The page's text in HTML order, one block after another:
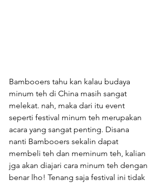
Bambooers tahu kan kalau budaya
minum teh di China masih sangat
melekat. nah, maka dari itu event
seperti festival minum teh merupakan
acara yang sangat penting. Disana
nanti Bambooers sekalin dapat
membeli teh dan meminum teh, kalian
jga akan diajari cara minum teh dengan
benar lho! Tenang saja festival ini tidak